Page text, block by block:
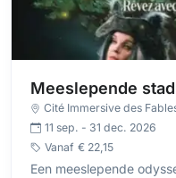
Meeslepende
Cité Immersive des
11 sep. - 31 dec. 2026
Vanaf € 22,15
Een meeslepende